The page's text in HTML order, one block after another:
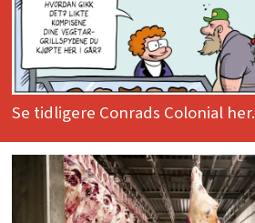
Se tidligere Conrads Colonial her.